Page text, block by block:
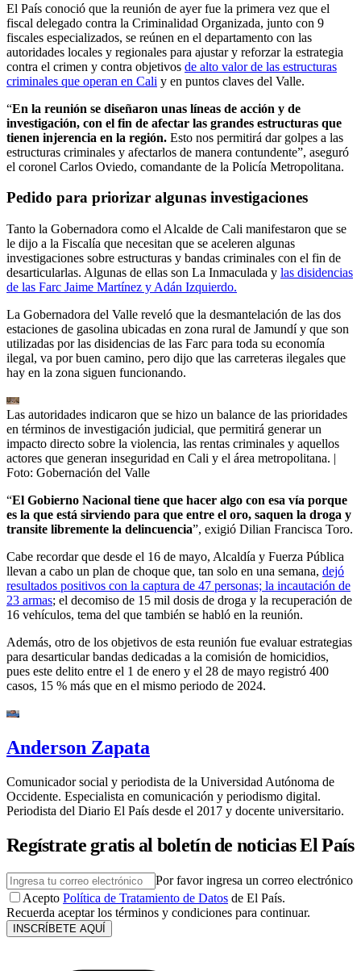
El País conoció que la reunión de ayer fue la primera vez que el
fiscal delegado contra la Criminalidad Organizada, junto con 9
fiscales especializados, se reúnen en el departamento con las
autoridades locales y regionales para ajustar y reforzar la estrategia
contra el crimen y contra objetivos de alto valor de las estructuras
criminales que operan en Cali y en puntos claves del Valle.
“En la reunión se diseñaron unas líneas de acción y de
investigación, con el fin de afectar las grandes estructuras que
tienen injerencia en la región. Esto nos permitirá dar golpes a las
estructuras criminales y afectarlos de manera contundente”, aseguró
el coronel Carlos Oviedo, comandante de la Policía Metropolitana.
Pedido para priorizar algunas investigaciones
Tanto la Gobernadora como el Alcalde de Cali manifestaron que se
le dijo a la Fiscalía que necesitan que se aceleren algunas
investigaciones sobre estructuras y bandas criminales con el fin de
desarticularlas. Algunas de ellas son La Inmaculada y las disidencias
de las Farc Jaime Martínez y Adán Izquierdo.
La Gobernadora del Valle reveló que la desmantelación de las dos
estaciones de gasolina ubicadas en zona rural de Jamundí y que son
utilizadas por las disidencias de las Farc para toda su economía
ilegal, va por buen camino, pero dijo que las carreteras ilegales que
hay en la zona siguen funcionando.
Las autoridades indicaron que se hizo un balance de las prioridades
en términos de investigación judicial, que permitirá generar un
impacto directo sobre la violencia, las rentas criminales y aquellos
actores que generan inseguridad en Cali y el área metropolitana. |
Foto: Gobernación del Valle
“El Gobierno Nacional tiene que hacer algo con esa vía porque
es la que está sirviendo para que entre el oro, saquen la droga y
transite libremente la delincuencia”, exigió Dilian Francisca Toro.
Cabe recordar que desde el 16 de mayo, Alcaldía y Fuerza Pública
llevan a cabo un plan de choque que, tan solo en una semana, dejó
resultados positivos con la captura de 47 personas; la incautación de
23 armas; el decomiso de 15 mil dosis de droga y la recuperación de
16 vehículos, tema del que también se habló en la reunión.
Además, otro de los objetivos de esta reunión fue evaluar estrategias
para desarticular bandas dedicadas a la comisión de homicidios,
pues este delito entre el 1 de enero y el 28 de mayo registró 400
casos, 15 % más que en el mismo periodo de 2024.
Anderson Zapata
Comunicador social y periodista de la Universidad Autónoma de
Occidente. Especialista en comunicación y periodismo digital.
Periodista del Diario El País desde el 2017 y docente universitario.
Regístrate gratis al boletín de noticias El País
Por favor ingresa un correo electrónico
Acepto Política de Tratamiento de Datos de El País.
Recuerda aceptar los términos y condiciones para continuar.
INSCRÍBETE AQUÍ